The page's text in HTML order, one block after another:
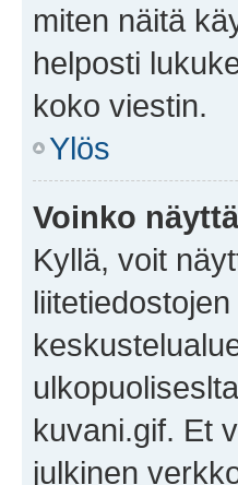
miten näitä
helposti
koko viestin.
Ylös
Voinko
Kyllä, voit
kuvani.gif. Et
julkinen